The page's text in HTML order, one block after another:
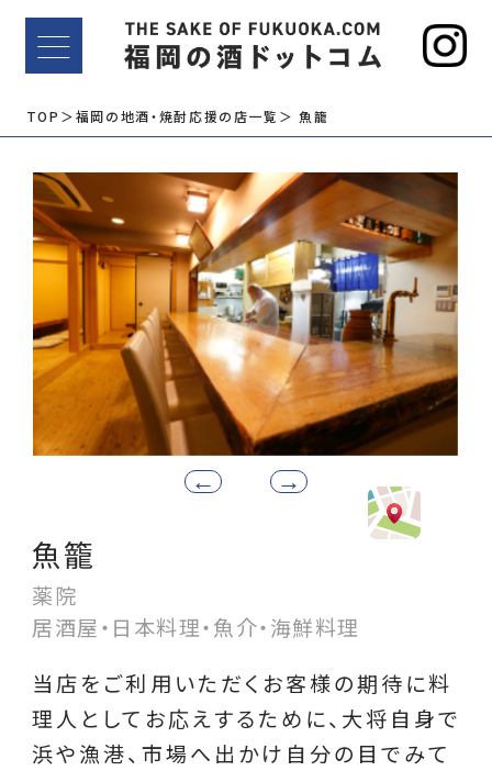
TOP ＞福岡の地酒・焼酎応援の店一覧 ＞ 魚籠
魚籠
薬院
居酒屋・日本料理・魚介・海鮮料理
当店をご利用いただくお客様の期待に料
理人としてお応えするために、大将自身で
浜や漁港、市場へ出かけ自分の目でみて